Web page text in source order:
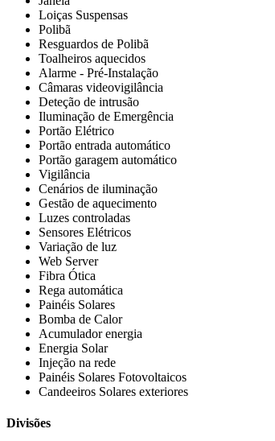
Loiças Suspensas
Polibã
Resguardos de Polibã
Toalheiros aquecidos
Alarme - Pré-Instalação
Câmaras videovigilância
Deteção de intrusão
Iluminação de Emergência
Portão Elétrico
Portão entrada automático
Portão garagem automático
Vigilância
Cenários de iluminação
Gestão de aquecimento
Luzes controladas
Sensores Elétricos
Variação de luz
Web Server
Fibra Ótica
Rega automática
Painéis Solares
Bomba de Calor
Acumulador energia
Energia Solar
Injeção na rede
Painéis Solares Fotovoltaicos
Candeeiros Solares exteriores
Divisões